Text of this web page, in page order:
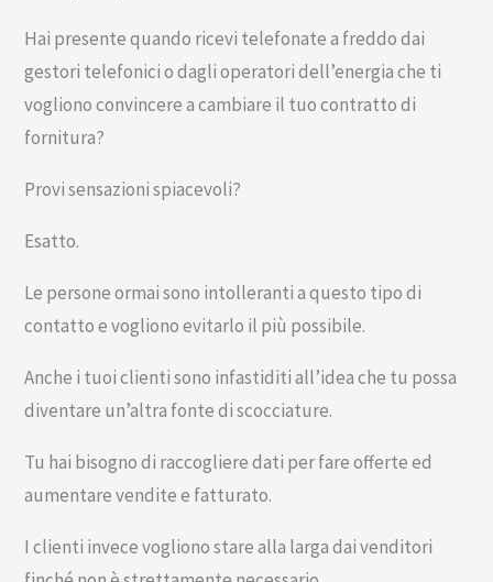
Hai presente quando ricevi telefonate a freddo dai
gestori telefonici o dagli operatori dell’energia che ti
vogliono convincere a cambiare il tuo contratto di
fornitura?
Provi sensazioni spiacevoli?
Esatto.
Le persone ormai sono intolleranti a questo tipo di
contatto e vogliono evitarlo il più possibile.
Anche i tuoi clienti sono infastiditi all’idea che tu possa
diventare un’altra fonte di scocciature.
Tu hai bisogno di raccogliere dati per fare offerte ed
aumentare vendite e fatturato.
I clienti invece vogliono stare alla larga dai venditori